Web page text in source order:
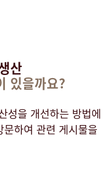
산
있을까요?
성을 개선하는 방법에
하여 관련 게시물을